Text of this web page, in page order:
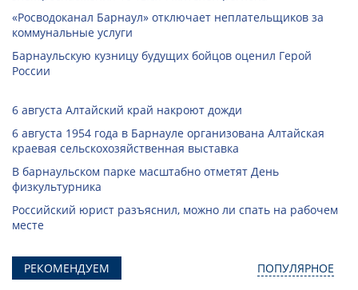
«Росводоканал Барнаул» отключает неплательщиков за
коммунальные услуги
Барнаульскую кузницу будущих бойцов оценил Герой
России
6 августа Алтайский край накроют дожди
6 августа 1954 года в Барнауле организована Алтайская
краевая сельскохозяйственная выставка
В барнаульском парке масштабно отметят День
физкультурника
Российский юрист разъяснил, можно ли спать на рабочем
месте
РЕКОМЕНДУЕМ ПОПУЛЯРНОЕ